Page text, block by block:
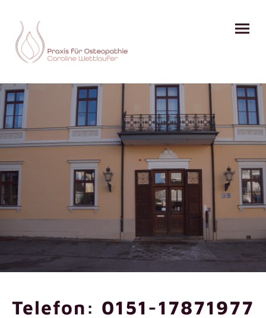
Telefon: 0151-17871977